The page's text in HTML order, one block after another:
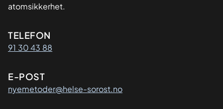
atomsikkerhet.
Kontaktinformasjon
TELEFON
91 30 43 88
E-POST
nyemetoder@helse-sorost.no